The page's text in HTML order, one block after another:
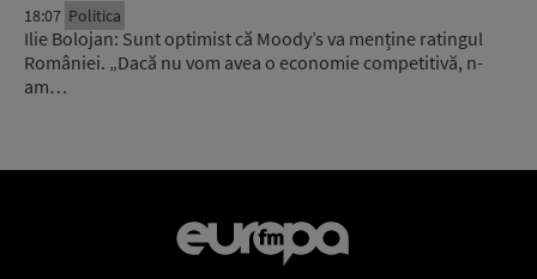
18:07 Politica
Ilie Bolojan: Sunt optimist că Moody’s va menține ratingul
României. „Dacă nu vom avea o economie competitivă, n-
am…